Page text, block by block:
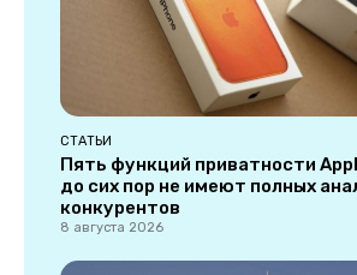
СТАТЬИ
Пять функций приватности
до сих пор не имеют полных
конкурентов
8 августа 2026